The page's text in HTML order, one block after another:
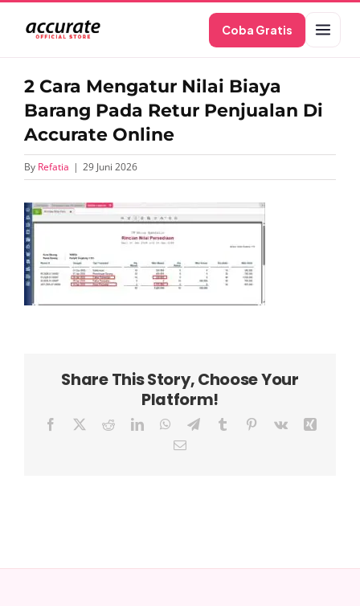
content
Coba Gratis
2 Cara Mengatur Nilai Biaya
Barang Pada Retur Penjualan Di
Accurate Online
By Refatia | 29 Juni 2026
Share This Story, Choose Your
Platform!
Facebook RedditLinkedInWhatsApp
TelegramTumblr Pinterest
Vk
Email